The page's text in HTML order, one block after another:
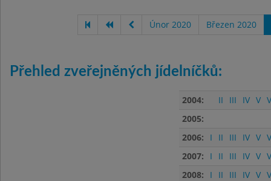
Únor 2020 Březen 2020
Přehled zveřejněných jídelníčků:
2004: II III IV V
2005:
2006:
I II III IV V
2007:
I II III IV V
2008:
I II III IV V